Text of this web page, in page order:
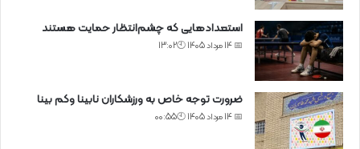
استعدادهایی که چشم‌انتظار حمایت هستند
📅 14 مرداد 1405 🕙13:02
ضرورت توجه خاص به ورزشکاران نابینا وکم بینا
📅 14 مرداد 1405 🕙00:55